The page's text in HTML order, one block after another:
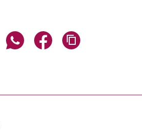
Seite über E-Mail teilen
Seite über WhatsApp teilen
Seite über Facebook